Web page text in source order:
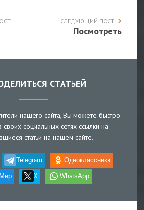
СЛЕДУЮЩИЙ ПОСТ
Посмотреть
СТАТЬЕЙ
нашего сайта, Вы можете быстро
своих социальных сетях ссылки на
статьи на нашем сайте.
Telegram Одноклассники
X WhatsApp